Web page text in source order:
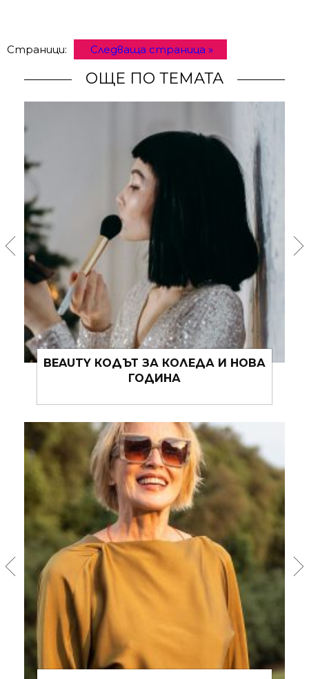
Страници: Следваща страница »
ОЩЕ ПО ТЕМАТА
BABY, IT’S COLD OUTSIDE ИЛИ КАК
ПРАВИЛНО ДА СЕ ГРИЖИМ ЗА